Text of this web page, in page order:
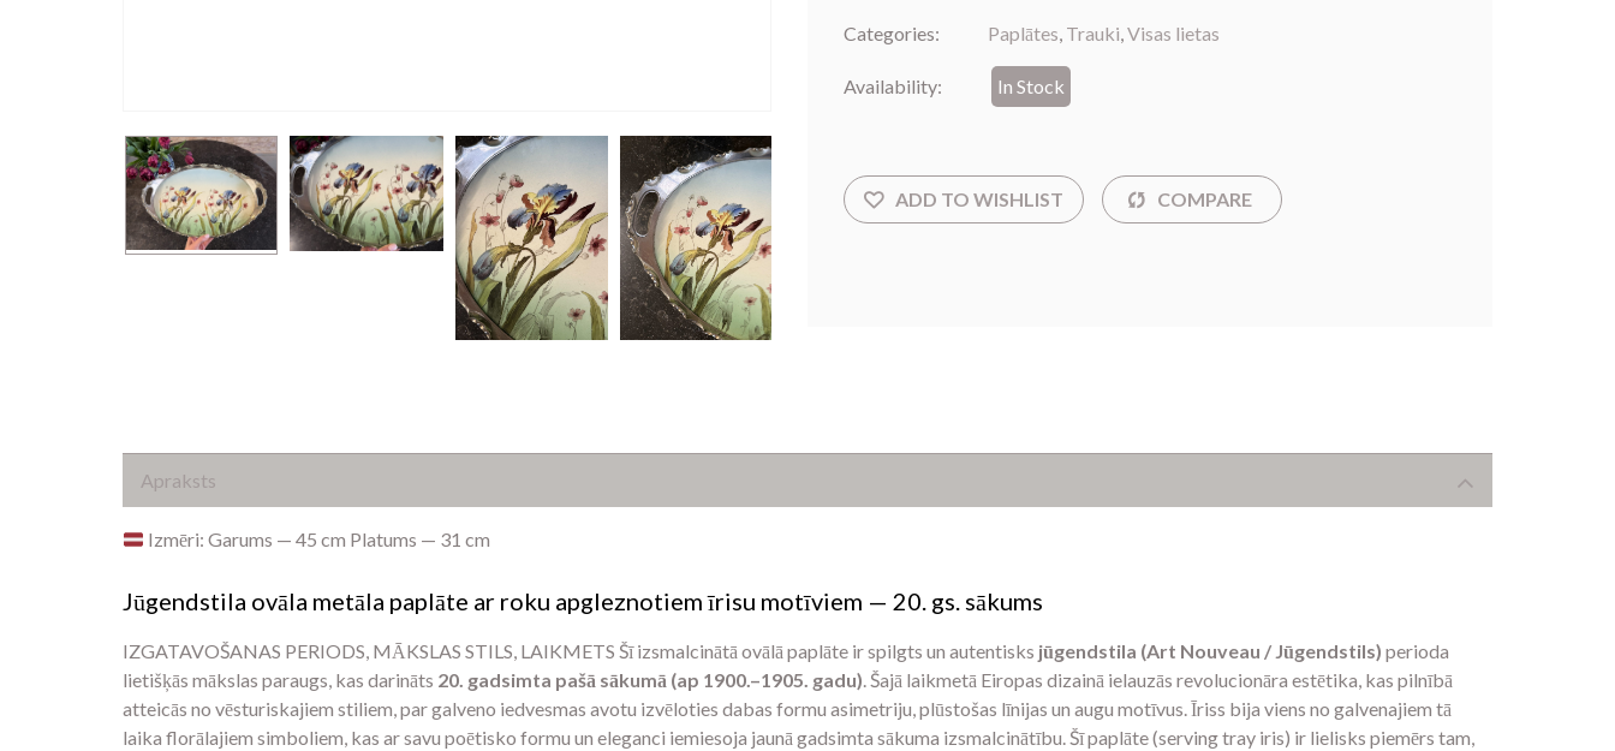
Categories: Paplātes, Trauki,Visas lietas
Availability: In Stock
Apraksts
Izmēri: Garums — 45 cm Platums — 31 cm
Jūgendstila ovāla metāla paplāte ar roku apgleznotiem īrisu motīviem — 20. gs. sākums
IZGATAVOŠANAS PERIODS, MĀKSLAS STILS, LAIKMETS Šī izsmalcinātā ovālā paplāte ir spilgts un autentisks jūgendstila (Art Nouveau / Jūgendstils) perioda
lietišķās mākslas paraugs, kas darināts 20. gadsimta pašā sākumā (ap 1900.–1905. gadu). Šajā laikmetā Eiropas dizainā ielauzās revolucionāra estētika, kas pilnībā
atteicās no vēsturiskajiem stiliem, par galveno iedvesmas avotu izvēloties dabas formu asimetriju, plūstošas līnijas un augu motīvus. Īriss bija viens no galvenajiem tā
laika florālajiem simboliem, kas ar savu poētisko formu un eleganci iemiesoja jaunā gadsimta sākuma izsmalcinātību. Šī paplāte (serving tray iris) ir lielisks piemērs tam,